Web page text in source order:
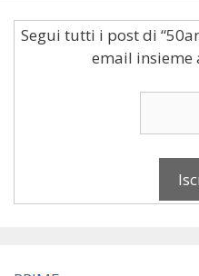
Segui tutti i post di
email